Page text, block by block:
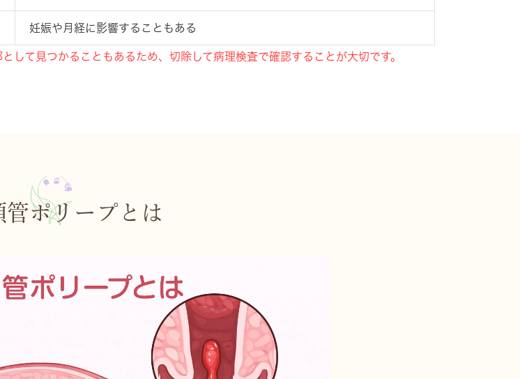
妊娠や月経に影響することもある
として見つかることもあるため、切除して病理検査で確認することが大切です。
管ポリープとは